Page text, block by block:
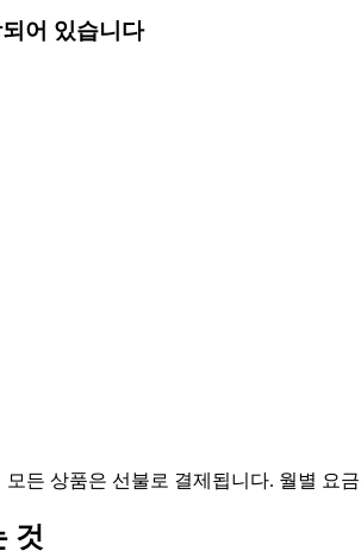
어 있습니다
모든 상품은 선불로 결제됩니다. 월별 요
것